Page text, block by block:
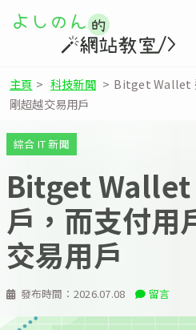
主頁 > 科技新聞 > Bitget Wallet
剛超越交易用戶
發布時間： 2026.07.08 留言
綜合 IT 新聞
Bitget Wallet
戶，而支付用
交易用戶